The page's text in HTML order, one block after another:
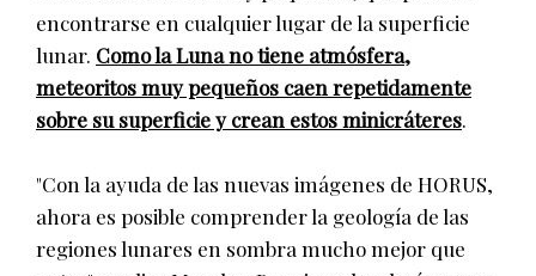
encontrarse en cualquier lugar de la superficie
lunar. Como la Luna no tiene atmósfera,
meteoritos muy pequeños caen repetidamente
sobre su superficie y crean estos minicráteres.
"Con la ayuda de las nuevas imágenes de HORUS,
ahora es posible comprender la geología de las
regiones lunares en sombra mucho mejor que